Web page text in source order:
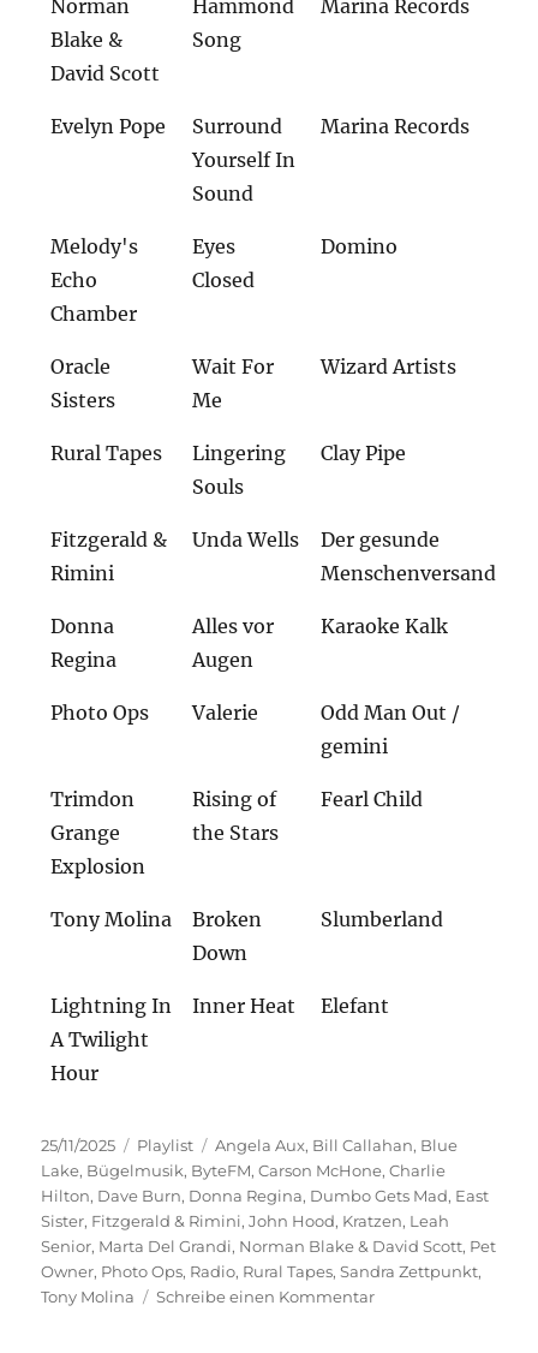
Norman
Blake &
David Scott
Hammond
Song
Marina Records
Evelyn Pope
Surround
Yourself In
Sound
Marina Records
Melody's
Echo
Chamber
Eyes
Closed
Domino
Oracle
Sisters
Wait For
Me
Wizard Artists
Rural Tapes
Lingering
Souls
Clay Pipe
Fitzgerald &
Rimini
Unda Wells
Der gesunde
Menschenversand
Donna
Regina
Alles vor
Augen
Karaoke Kalk
Photo Ops Valerie
Odd Man Out /
gemini
Trimdon
Grange
Explosion
Rising of
the Stars
Fearl Child
Tony Molina
Broken
Down
Slumberland
Lightning In
A Twilight
Hour
Inner Heat Elefant
Veröffentlicht
am
25/11/2025 Kategorien
Playlist Schlagwörter
Angela Aux, Bill Callahan, Blue
Lake, Bügelmusik, ByteFM,Carson McHone,Charlie
Hilton, Dave Burn, Donna Regina, Dumbo Gets Mad, East
Sister, Fitzgerald & Rimini,John Hood, Kratzen, Leah
Senior, Marta Del Grandi, Norman Blake & David Scott, Pet
Owner, Photo Ops, Radio, Rural Tapes,Sandra Zettpunkt,
Tony Molina
Schreibe einen Kommentarzu